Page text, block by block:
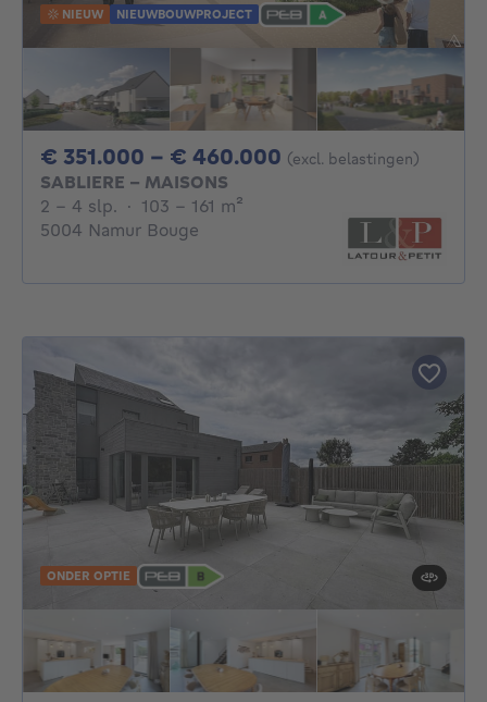
NIEUW NIEUWBOUWPROJECT
€ 351.000 - € 460.000 Van 351000€ Tot
(excl. belastingen)
SABLIERE - MAISONS
2 - 4 Slaapkamers
2 - 4 slp. · 103 - 161 m²
5004 Namur Bouge
ONDER OPTIE